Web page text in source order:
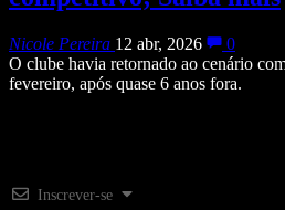
Nicole Pereira 12 abr, 2026
0
O clube havia retornado ao cenário
fevereiro, após quase 6 anos fora.
Inscrever-se